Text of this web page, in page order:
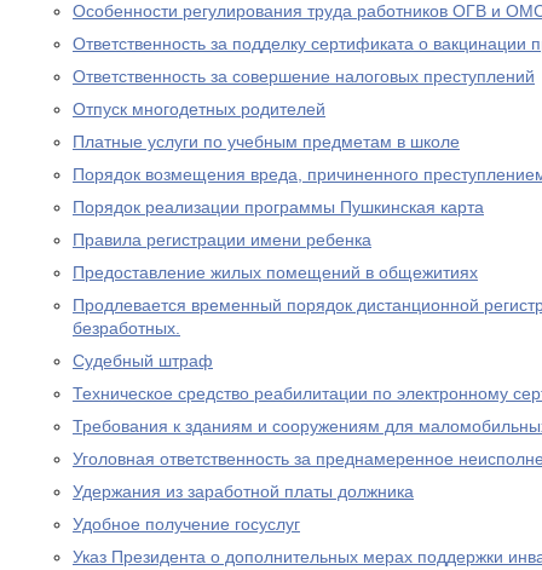
Особенности регулирования труда работников ОГВ и
Ответственность за подделку сертификата о вакцинации
Ответственность за совершение налоговых преступлений
Отпуск многодетных родителей
Платные услуги по учебным предметам в школе
Порядок возмещения вреда, причиненного
Порядок реализации программы Пушкинская карта
Правила регистрации имени ребенка
Предоставление жилых помещений в общежитиях
Продлевается временный порядок дистанционной
безработных.
Судебный штраф
Техническое средство реабилитации по электронному
Требования к зданиям и сооружениям для
Уголовная ответственность за преднамеренное
Удержания из заработной платы должника
Удобное получение госуслуг
Указ Президента о дополнительных мерах поддержки